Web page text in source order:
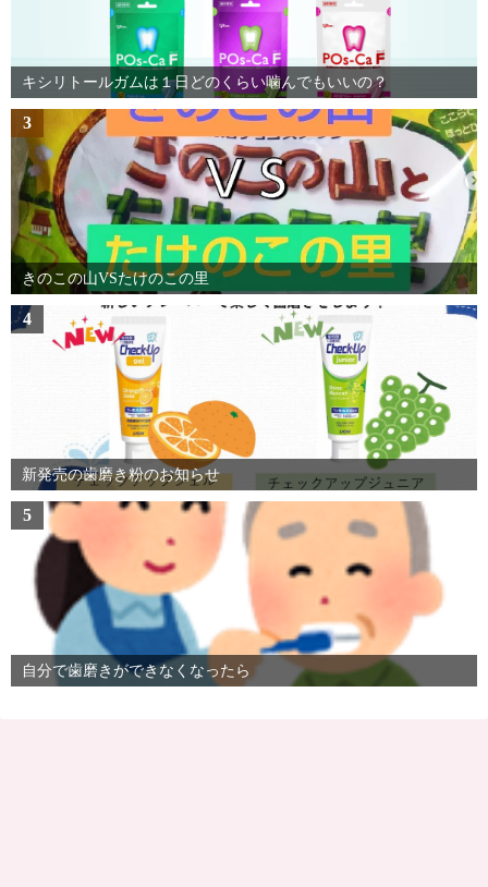
キシリトールガムは１日どのくらい噛んでもいいの？
3
きのこの山VSたけのこの里
4
新発売の歯磨き粉のお知らせ
5
自分で歯磨きができなくなったら